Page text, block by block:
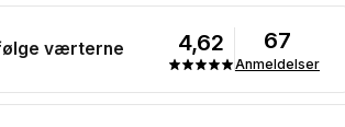
værterne 4,62 67
Anmeldelser